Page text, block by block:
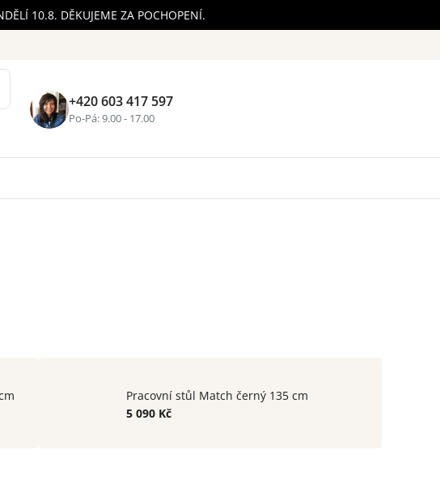
10.8. DĚKUJEME ZA POCHOPENÍ.
+420 603 417 597
Po-Pá: 9.00 - 17.00
Pracovní stůl Match černý 135 cm
5 090 Kč